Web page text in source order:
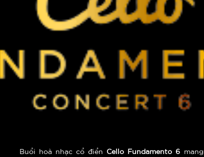
Buổi hoà nhạc cổ điển Cello Fundamento 6mang